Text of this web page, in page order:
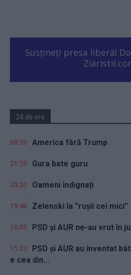
Susțineți presa liberă!
24 de ore
08.59 America fără Trump
21.59 Gura bate guru
20.20 Oameni indignați
19.46 Zelenski la ”rușii cei mici”
16.05 PSD și AUR ne-au vrut în
15.33
PSD și AUR au inventat
e cea din...